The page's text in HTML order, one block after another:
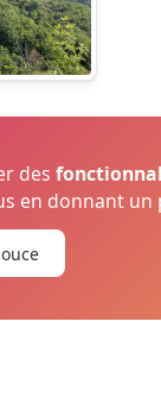
des
en donnant un